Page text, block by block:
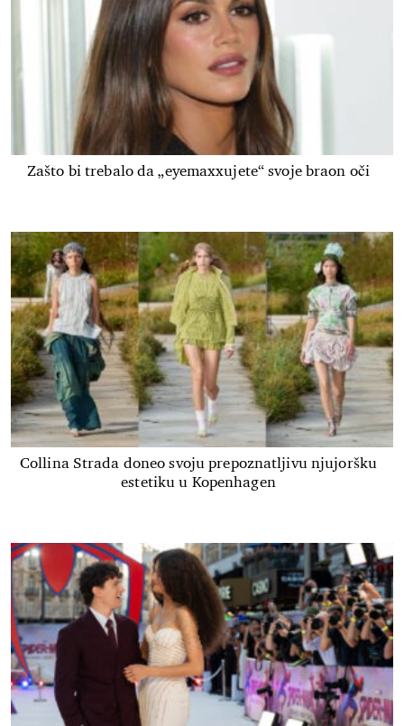
Zašto bi trebalo da „eyemaxxujete“ svoje braon oči
Collina Strada doneo svoju prepoznatljivu njujoršku
estetiku u Kopenhagen